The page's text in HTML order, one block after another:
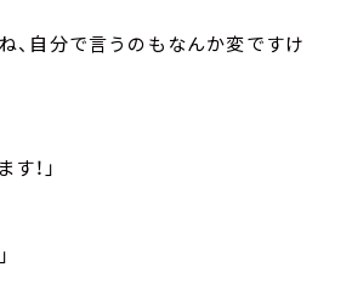
、自分で言うのもなんか変ですけ
！」